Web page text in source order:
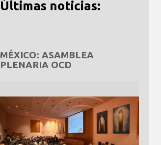
Últimas noticias:
MÉXICO: ASAMBLEA
PLENARIA OCD